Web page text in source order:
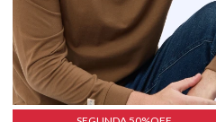
Talle